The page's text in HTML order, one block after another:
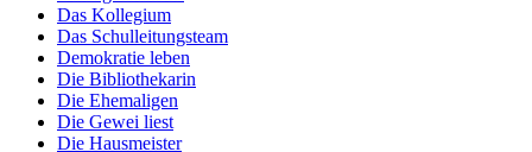
Das Kollegium
Das Schulleitungsteam
Demokratie leben
Die Bibliothekarin
Die Ehemaligen
Die Gewei liest
Die Hausmeister